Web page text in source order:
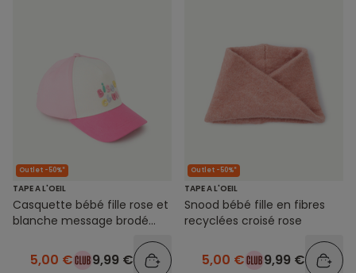
Outlet -50%*
TAPE A L'OEIL
Casquette bébé fille rose et
blanche message brodé
5,00 € 9,99 €
Outlet -50%*
TAPE A L'OEIL
Snood bébé fille en fibres
recyclées croisé rose
5,00 € 9,99 €